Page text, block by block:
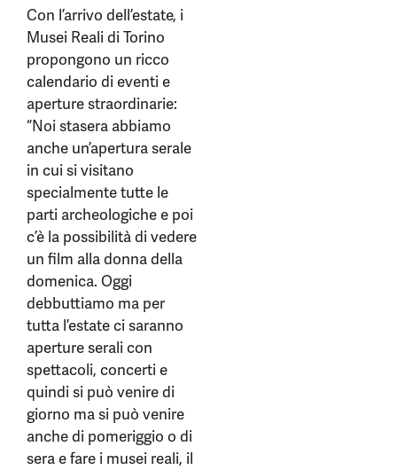
Con l’arrivo dell’estate, i
Musei Reali di Torino
propongono un ricco
calendario di eventi e
aperture straordinarie:
“Noi stasera abbiamo
anche un’apertura serale
in cui si visitano
specialmente tutte le
parti archeologiche e poi
c’è la possibilità di vedere
un film alla donna della
domenica. Oggi
debbuttiamo ma per
tutta l’estate ci saranno
aperture serali con
spettacoli, concerti e
quindi si può venire di
giorno ma si può venire
anche di pomeriggio o di
sera e fare i musei reali, il